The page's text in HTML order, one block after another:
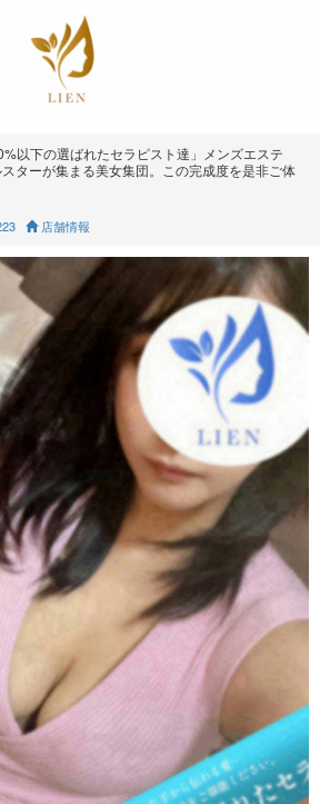
以下の選ばれたセラピスト達」メンズエステ
ターが集まる美女集団。この完成度を是非ご体
店舗情報